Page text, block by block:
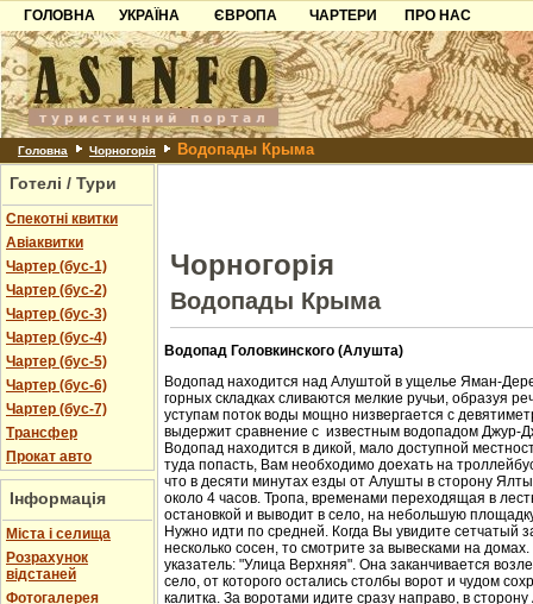
ГОЛОВНА
УКРАЇНА
Карпати
Азов
Причорноморря
Шацьк
ЄВРОПА
Чорногорія
Хорватія
Болгарія
Албанія
ЧАРТЕРИ
ПРО НАС
Контакти
Партнерам
Додати готель
Головна Чорногорія Водопады Крыма
Готелі / Тури
Спекотні квитки
Авіаквитки
Чартер (бус-1)
Чартер (бус-2)
Чартер (бус-3)
Чартер (бус-4)
Чартер (бус-5)
Чартер (бус-6)
Чартер (бус-7)
Трансфер
Прокат авто
Інформація
Міста і селища
Розрахунок
відстаней
Фотогалерея
Чорногорія
Водопады Крыма
Водопад Головкинского (Алушта)
Водопад находится над Алуштой в ущелье Яман-
горных складках сливаются мелкие ручьи, образуя
уступам поток воды мощно низвергается с
выдержит сравнение с известным водопадом Джур-
Водопад находится в дикой, мало доступной
туда попасть, Вам необходимо доехать на
что в десяти минутах езды от Алушты в сторону
около 4 часов. Тропа, временами переходящая в
остановкой и выводит в село, на небольшую
Нужно идти по средней. Когда Вы увидите сетчатый
несколько сосен, то смотрите за вывесками на
указатель: "Улица Верхняя". Она заканчивается
село, от которого остались столбы ворот и чудом
калитка. За воротами идите сразу направо, в